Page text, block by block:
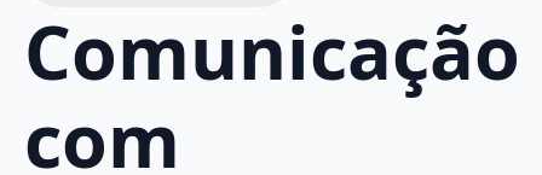
Comunicação
com